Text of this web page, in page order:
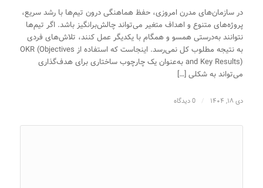
در سازمان‌های مدرن امروزی، حفظ هماهنگی درون تیم‌ها با رشد سریع،
پروژه‌های متنوع و اهداف متغیر می‌تواند چالش‌برانگیز باشد. اگر تیم‌ها
نتوانند به‌درستی همسو و همگام با یکدیگر عمل کنند، تلاش‌های فردی
به نتیجه مطلوب کل نمی‌رسد. اینجاست که استفاده از OKR (Objectives
and Key Results) به‌عنوان یک چارچوب ساختاری برای هدف‌گذاری
می‌تواند به شکلی […]
دی ۱۸, ۱۴۰۴ / 0 دیدگاه